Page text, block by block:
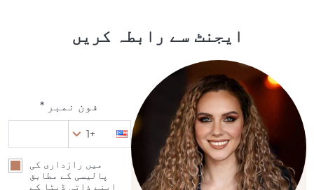
ایجنٹ سے رابطہ کریں
فون نمبر *
+1
میں رازداری کی
پالیسی کے مطابق
اپنے ذاتی ڈیٹا کے